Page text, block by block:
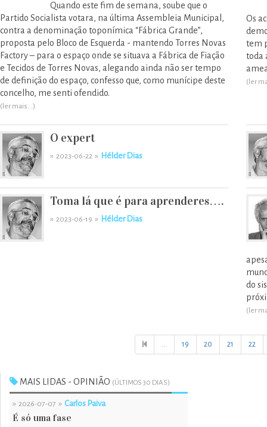
Quando este fim de semana, soube que o
Partido Socialista votara, na última Assembleia Municipal,
contra a denominação toponímica “Fábrica Grande”,
proposta pelo Bloco de Esquerda - mantendo Torres Novas
Factory – para o espaço onde se situava a Fábrica de Fiação
e Tecidos de Torres Novas, alegando ainda não ser tempo
de definição do espaço, confesso que, como munícipe deste
concelho, me senti ofendido.
(ler mais...)
Os
tem
toda
(ler
O expert
» 2023-06-22 » Hélder Dias
Toma lá que é para aprenderes….
» 2023-06-19 » Hélder Dias
do
(ler
... 19 20 21 22
MAIS LIDAS - OPINIÃO (ÚLTIMOS 30 DIAS)
» 2026-07-07 » Carlos Paiva
É só uma fase